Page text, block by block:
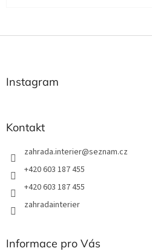
Z
Instagram
Kontakt
zahrada.interier@seznam.cz
+420 603 187 455
+420 603 187 455
zahradainterier
Informace pro Vás